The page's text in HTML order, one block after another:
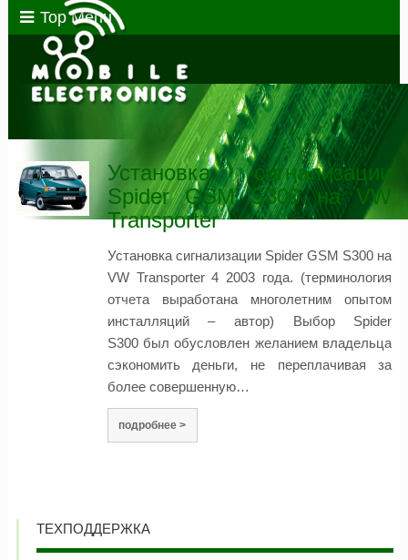
Top Menu
Установка сигнализации
Spider GSM S300 на VW
Transporter
Установка сигнализации Spider GSM S300 на
VW Transporter 4 2003 года. (терминология
отчета выработана многолетним опытом
инсталляций – автор) Выбор Spider
S300 был обусловлен желанием владельца
сэкономить деньги, не переплачивая за
более совершенную…
подробнее >
ТЕХПОДДЕРЖКА